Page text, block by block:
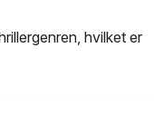
hvilket er